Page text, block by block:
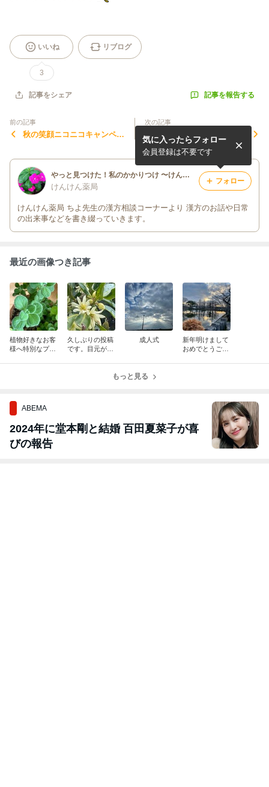
いいね
3
リブログ
記事をシェア 記事を報告する
前の記事
秋の笑顔ニコニコキャンペー
次の記事
チョーサンの漢方日記
やっと見つけた！私のかかりつけ 〜けんけん薬局〜
けんけん薬局
けんけん薬局 ちよ先生の漢方相談コーナーより 漢方のお話や日常
の出来事などを書き綴っていきます。
気に入ったらフォロー
会員登録は不要です
フォロー
最近の画像つき記事
植物好きなお客
様へ特別なプレ
久しぶりの投稿
です。目元が重
成人式
新年明けまして
おめでとうござ
もっと見る
ABEMA
2024年に堂本剛と結婚 百田夏菜子が喜
びの報告